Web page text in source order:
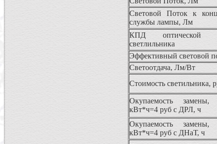
Световой Поток к
службы лампы, Лм
КПД оптической
светлильника
Эффективный световой
Светоотдача, Лм/Вт
Стоимость светильника,
Окупаемость
кВт*ч=4 руб с ДРЛ, ч
Окупаемость
кВт*ч=4 руб с ДНаТ, ч